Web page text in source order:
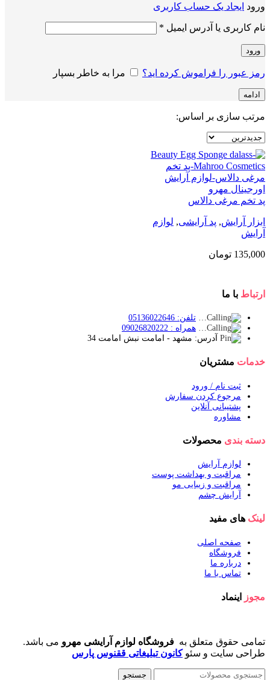
ورود ایجاد یک حساب کاربری
نام کاربری یا آدرس ایمیل *
ورود
رمز عبور را فراموش کرده اید؟ مرا به خاطر بسپار
ادامه
مرتب سازی بر اساس:
پد تخم مرغی دالاس
ابزار آرایش, پد آرایشی, لوازم
آرایش
135,000 تومان
ارتباط با ما
تلفن: 05136022646
همراه : 09026820222
آدرس: مشهد - امامت نبش امامت 34
خدمات مشتریان
ثبت نام / ورود
مرجوع کردن سفارش
پشتیبانی آنلاین
مشاوره
دسته بندی محصولات
لوازم آرایش
مراقبت و بهداشت پوست
مراقبت و زیبایی مو
آرایش چشم
لینک های مفید
صفحه اصلی
فروشگاه
درباره ما
تماس با ما
مجوز اینماد
تمامی حقوق متعلق به فروشگاه لوازم آرایشی مهرو می باشد.
طراحی سایت و سئوکانون تبلیغاتی ققنوس پارس
جستجو